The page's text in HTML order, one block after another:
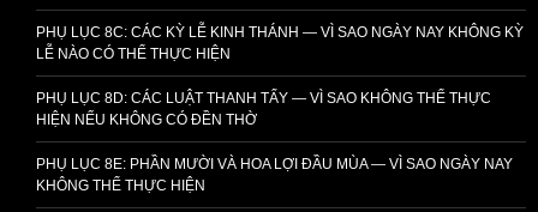
PHỤ LỤC 8C: CÁC KỲ LỄ KINH THÁNH — VÌ SAO NGÀY NAY KHÔNG KỲ
LỄ NÀO CÓ THỂ THỰC HIỆN
PHỤ LỤC 8D: CÁC LUẬT THANH TẨY — VÌ SAO KHÔNG THỂ THỰC
HIỆN NẾU KHÔNG CÓ ĐỀN THỜ
PHỤ LỤC 8E: PHẦN MƯỜI VÀ HOA LỢI ĐẦU MÙA — VÌ SAO NGÀY NAY
KHÔNG THỂ THỰC HIỆN